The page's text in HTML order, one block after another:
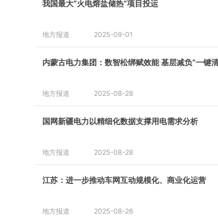
我国最大“火电熔盐储热”项目投运
地方报道 2025-09-01
内蒙古电力集团：数智松绑赋效能 基层减负“一键
地方报道 2025-08-28
国网新疆电力以精细化数据支撑用电需求分析
地方报道 2025-08-28
江苏：进一步推动车网互动规模化、商业化运营
地方报道 2025-08-26